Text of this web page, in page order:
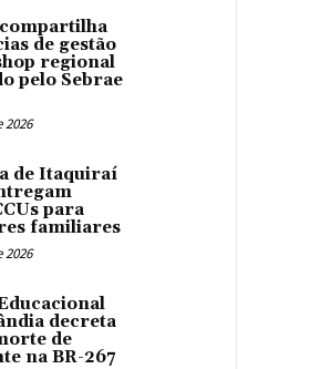
de gestão
regional
pelo Sebrae
2026
de Itaquiraí
para
familiares
2026
decreta
de
na BR-267